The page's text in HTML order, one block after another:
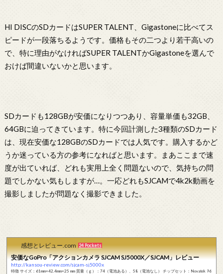
HI DISCのSDカードはSUPER TALENT、Gigastoneに比べてス
ピードが一段落ちるようです。価格もその二つより若干高いの
で、特に理由がなければSUPER TALENTかGigastoneを選んで
おけば間違いないかと思います。
SDカードも128GBが安価になりつつあり、容量単価も32GB、
64GBに迫ってきています。特に今回計測した3種類のSDカード
は、現在安価な128GBのSDカードでは人気です。購入するかど
うか迷っている方の参考になればと思います。まあここまで速
度が出ていれば、どれも実用上全く問題ないので、気持ちの問
題でしかない気もしますが…。一応どれもSJCAMで4k2k動画を
撮影しましたが問題なく撮影できました。
感想とレビュー.com 24 Pockets
安価なGoPro「アクションカメラ SJCAM SJ5000X／SJCAM」レビュー
http://kansou-review.com/sjcam-sj5000x
特徴 サイズ：61mm×42.4mm×25 mm 質量（ｇ）：74（電池ある）、58（電池なし） チップセット：Novatek 96